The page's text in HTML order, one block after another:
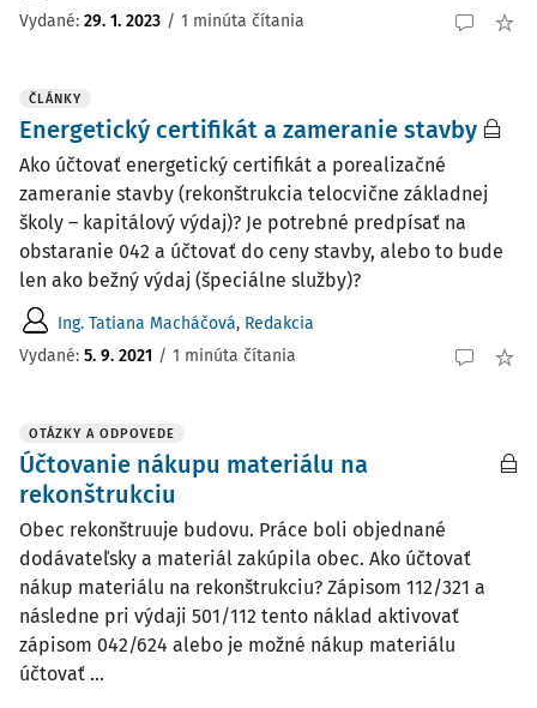
Vydané: 29. 1. 2023 / 1 minúta čítania
ČLÁNKY
Energetický certifikát a zameranie stavby
Ako účtovať energetický certifikát a porealizačné
zameranie stavby (rekonštrukcia telocvične základnej
školy – kapitálový výdaj)? Je potrebné predpísať na
obstaranie 042 a účtovať do ceny stavby, alebo to bude
len ako bežný výdaj (špeciálne služby)?
Ing. Tatiana Macháčová, Redakcia
Vydané: 5. 9. 2021 / 1 minúta čítania
OTÁZKY A ODPOVEDE
Účtovanie nákupu materiálu na
rekonštrukciu
Obec rekonštruuje budovu. Práce boli objednané
dodávateľsky a materiál zakúpila obec. Ako účtovať
nákup materiálu na rekonštrukciu? Zápisom 112/321 a
následne pri výdaji 501/112 tento náklad aktivovať
zápisom 042/624 alebo je možné nákup materiálu
účtovať ...